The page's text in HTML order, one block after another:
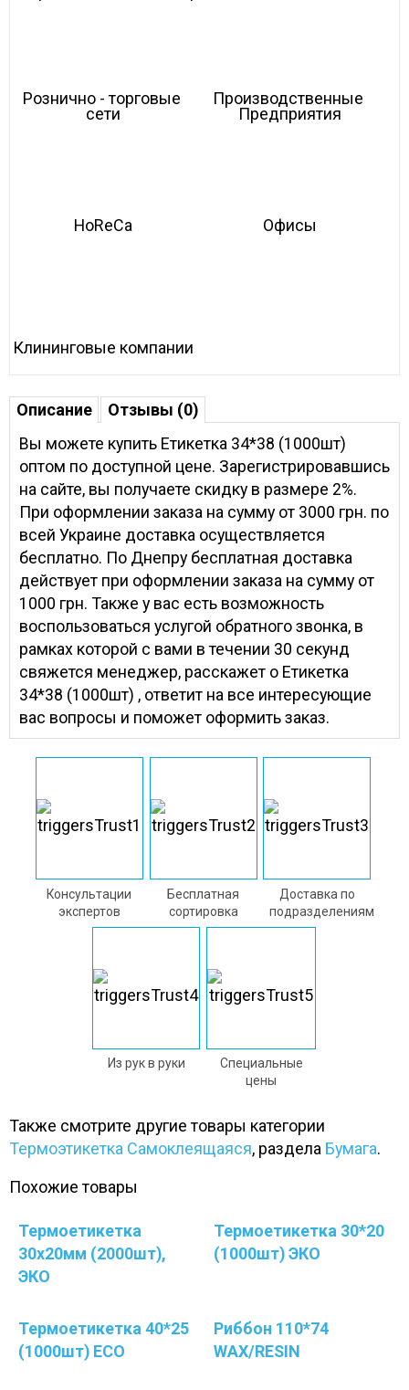
Рознично - торговые
сети
Производственные
Предприятия
HoReCa Офисы
Клининговые компании
Описание
Отзывы (0)
Вы можете купить Етикетка 34*38 (1000шт)
оптом по доступной цене. Зарегистрировавшись
на сайте, вы получаете скидку в размере 2%.
При оформлении заказа на сумму от 3000 грн. по
всей Украине доставка осуществляется
бесплатно. По Днепру бесплатная доставка
действует при оформлении заказа на сумму от
1000 грн. Также у вас есть возможность
воспользоваться услугой обратного звонка, в
рамках которой с вами в течении 30 секунд
свяжется менеджер, расскажет о Етикетка
34*38 (1000шт) , ответит на все интересующие
вас вопросы и поможет оформить заказ.
Консультации
экспертов
Бесплатная
сортировка
Доставка по
подразделениям
Из рук в руки
Специальные
цены
Также смотрите другие товары категории
Термоэтикетка Самоклеящаяся, раздела Бумага.
Похожие товары
Термоетикетка
30х20мм (2000шт),
ЭКО
Термоетикетка 30*20
(1000шт) ЭКО
Термоетикетка 40*25
(1000шт) ECO
Риббон 110*74
WAX/RESIN